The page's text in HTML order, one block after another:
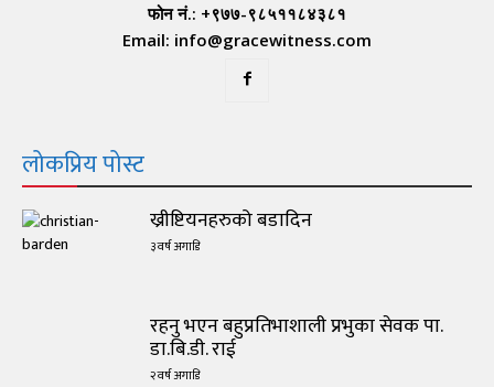
फोन नं.: +९७७-९८५११८४३८१
Email: info@gracewitness.com
लोकप्रिय पोस्ट
ख्रीष्टियनहरुको बडादिन
३ वर्ष अगाडि
रहनु भएन बहुप्रतिभाशाली प्रभुका सेवक पा.
डा.बि.डी. राई
२ वर्ष अगाडि